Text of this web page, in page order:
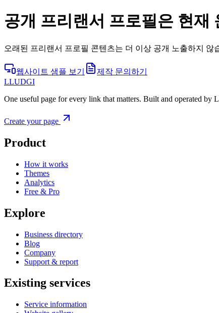
공개 프리랜서 프로필은 현재
오래된 프리랜서 프로필 콘텐츠는 더 이상 공개 노출하지
웹사이트 샘플 보기
제작 문의하기
LLUDGI
One useful page for every link that matters. Built and operated by
Create your page
Product
How it works
Themes
Analytics
Free & Pro
Explore
Business directory
Blog
Company
Support & report
Existing services
Service information